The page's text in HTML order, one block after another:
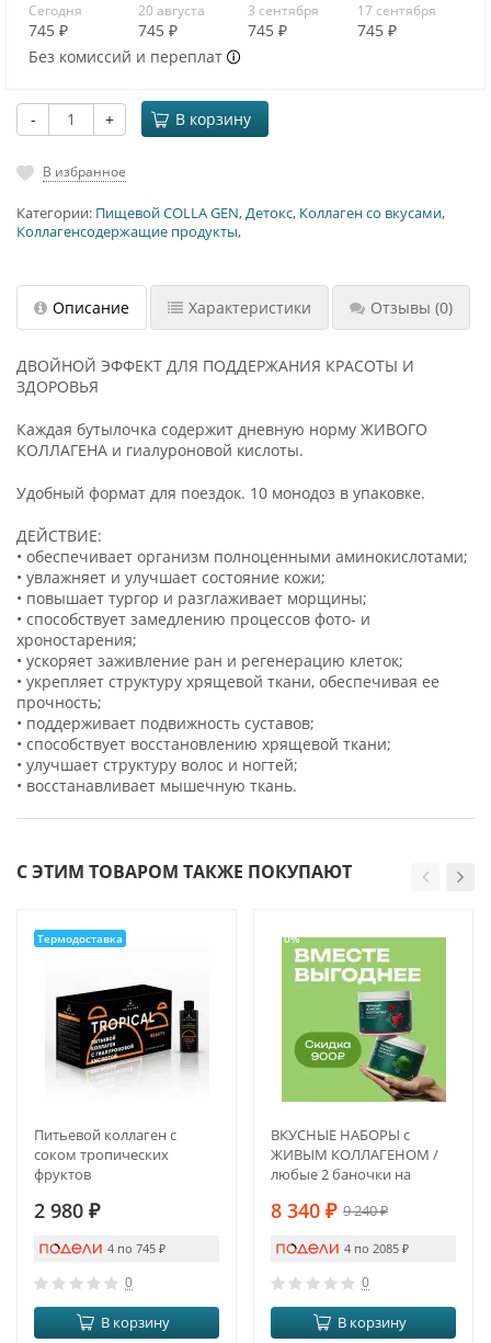
Сегодня
745 ₽
20 августа
745 ₽
3 сентября
745 ₽
17 сентября
745 ₽
Без комиссий и переплат
- + В корзину
В избранное
Категории: Пищевой COLLA GEN,Детокс, Коллаген со вкусами,
Коллагенсодержащие продукты,
Описание Характеристики Отзывы (0)
ДВОЙНОЙ ЭФФЕКТ ДЛЯ ПОДДЕРЖАНИЯ КРАСОТЫ И
ЗДОРОВЬЯ
Каждая бутылочка содержит дневную норму ЖИВОГО
КОЛЛАГЕНА и гиалуроновой кислоты.
Удобный формат для поездок. 10 монодоз в упаковке.
ДЕЙСТВИЕ:
• обеспечивает организм полноценными аминокислотами;
• увлажняет и улучшает состояние кожи;
• повышает тургор и разглаживает морщины;
• способствует замедлению процессов фото- и
хроностарения;
• ускоряет заживление ран и регенерацию клеток;
• укрепляет структуру хрящевой ткани, обеспечивая ее
прочность;
• поддерживает подвижность суставов;
• способствует восстановлению хрящевой ткани;
• улучшает структуру волос и ногтей;
• восстанавливает мышечную ткань.
С ЭТИМ ТОВАРОМ ТАКЖЕ ПОКУПАЮТ
Термодоставка
Питьевой коллаген с
соком тропических
фруктов
2 980 ₽
4 по 745 ₽
0
В корзину
-10%
ВКУСНЫЕ НАБОРЫ с
ЖИВЫМ КОЛЛАГЕНОМ /
любые 2 баночки на
желанию
8 340 ₽ 9 240₽
4 по 2085 ₽
0
В корзину